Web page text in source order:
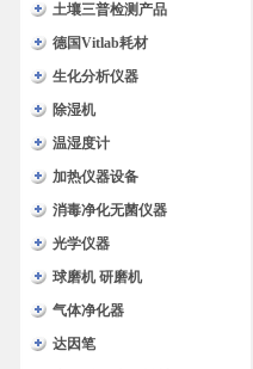
土壤三普检测产品
德国Vitlab耗材
生化分析仪器
除湿机
温湿度计
加热仪器设备
消毒净化无菌仪器
光学仪器
球磨机 研磨机
气体净化器
达因笔